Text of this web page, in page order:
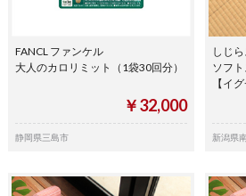
FANCL ファンケル
大人のカロリミット（1袋30回分）
￥32,000
静岡県三島市
しじ
ソフ
【イ
新潟県